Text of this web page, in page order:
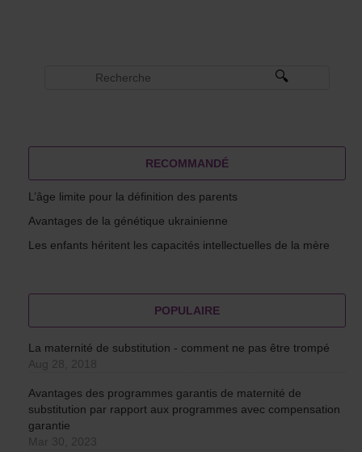
RECOMMANDÉ
L’âge limite pour la définition des parents
Avantages de la génétique ukrainienne
Les enfants héritent les capacités intellectuelles de la mère
POPULAIRE
La maternité de substitution - comment ne pas être trompé
Aug 28, 2018
Avantages des programmes garantis de maternité de
substitution par rapport aux programmes avec compensation
garantie
Mar 30, 2023